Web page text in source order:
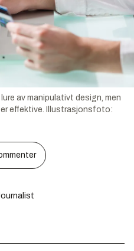
av manipulativt design, men
effektive.
Illustrasjonsfoto: